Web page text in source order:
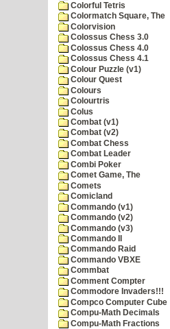
Colorful Tetris
Colormatch Square, The
Colorvision
Colossus Chess 3.0
Colossus Chess 4.0
Colossus Chess 4.1
Colour Puzzle (v1)
Colour Quest
Colours
Colourtris
Colus
Combat (v1)
Combat (v2)
Combat Chess
Combat Leader
Combi Poker
Comet Game, The
Comets
Comicland
Commando (v1)
Commando (v2)
Commando (v3)
Commando II
Commando Raid
Commando VBXE
Commbat
Comment Compter
Commodore Invaders!!!
Compco Computer Cube
Compu-Math Decimals
Compu-Math Fractions